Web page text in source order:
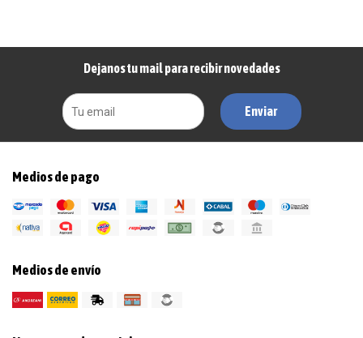
Dejanos tu mail para recibir novedades
Enviar
Medios de pago
Medios de envío